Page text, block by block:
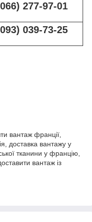
277-97-01
039-73-25
вантаж франції,
доставка вантажу у
тканини у францію,
вантаж із